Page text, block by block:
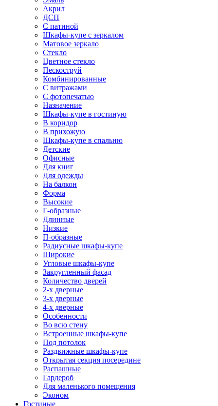
Акрил
ДСП
С патиной
Шкафы-купе с зеркалом
Матовое зеркало
Стекло
Цветное стекло
Пескоструй
Комбинированные
С витражами
С фотопечатью
Назначение
Шкафы-купе в гостиную
В коридор
В прихожую
Шкафы-купе в спальню
Детские
Офисные
Для книг
Для одежды
На балкон
Форма
Высокие
Г-образные
Длинные
Низкие
П-образные
Радиусные шкафы-купе
Широкие
Угловые шкафы-купе
Закругленный фасад
Количество дверей
2-х дверные
3-х дверные
4-х дверные
Особенности
Во всю стену
Встроенные шкафы-купе
Под потолок
Раздвижные шкафы-купе
Открытая секция посередине
Распашные
Гардероб
Для маленького помещения
Эконом
Гостиные